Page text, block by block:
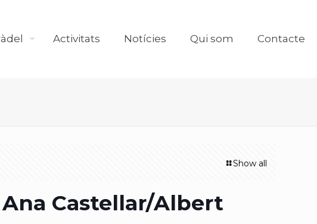
Activitats Notícies Qui som Contacte
Show all
Castellar/Albert